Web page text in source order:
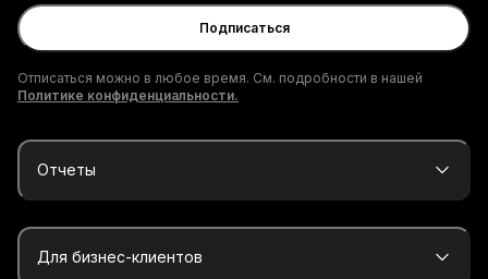
почты
Подписаться
Отписаться можно в любое время. См. подробности в нашей
Политике конфиденциальности.
Отчеты
Для бизнес-клиентов